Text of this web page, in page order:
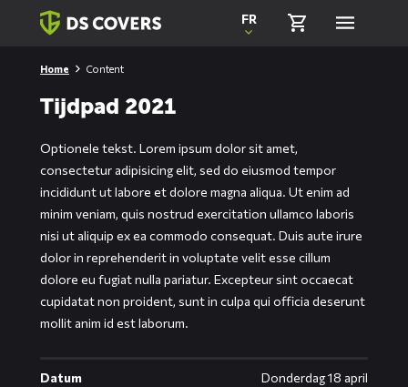
Skiplinks
FR
Home Content
Tijdpad 2021
Optionele tekst. Lorem ipsum dolor sit amet,
consectetur adipisicing elit, sed do eiusmod tempor
incididunt ut labore et dolore magna aliqua. Ut enim ad
minim veniam, quis nostrud exercitation ullamco laboris
nisi ut aliquip ex ea commodo consequat. Duis aute irure
dolor in reprehenderit in voluptate velit esse cillum
dolore eu fugiat nulla pariatur. Excepteur sint occaecat
cupidatat non proident, sunt in culpa qui officia deserunt
mollit anim id est laborum.
Datum
Donderdag 18 april